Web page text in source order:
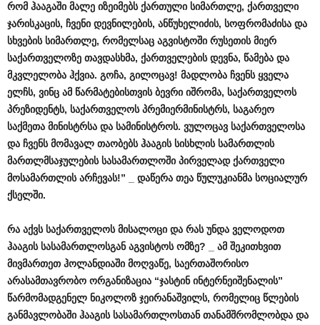
რომ ჰააგაში მალე იზეიმებს ქართული სიმართლე, ქართველი
ჯარისკაცის, ჩვენი დევნილების, ანწუხელიძის, სოფრომაძისა და
სხვების სიმართლე, რომელსაც აგვისტოში რუსეთის მიერ
საქართველოზე თავდასხმა, ქართველების დევნა, წამება და
მკვლელობა ჰქვია. გოჩა, გილოცავ! მადლობა ჩვენს ყველა
ელჩს, ვინც ამ წარმატებისთვის ბევრი იშრომა, საქართველოს
პრეზიდენტს, საქართველოს პრემიერმინისტრს, საგარეო
საქმეთა მინისტრსა და სამინისტროს. ვულოცავ საქართველოსა
და ჩვენს მომავალ თაობებს ჰააგის სისხლის სამართლის
მართლმსაჯულების სასამართლოში პირველად ქართველი
მოსამართლის არჩევას!” _ დაწერა თეა წულუკიანმა სოციალურ
ქსელში.
რა აქვს საქართველოს მისალოცი და რას უნდა ველოდოთ
ჰააგის სასამართლოსგან აგვისტოს ომზე? _ ამ შეკითხვით
მივმართეთ ჰოლანდიაში მოღვაწე, საერთაშორისო
არასამთავრობო ორგანიზაცია “ჯასტინ ინტერნეიშენალის”
წარმომადგენელ ნიკოლოზ ჯეირანაშვილს, რომელიც წლების
განმავლობაში ჰააგის სასამართლოსთან თანამშრომლობდა და